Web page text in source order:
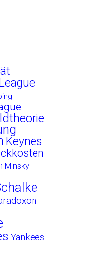
Keynes
Minsky
Yankees